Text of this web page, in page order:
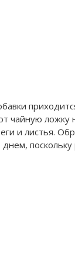
чайную
и листья.
поскольку